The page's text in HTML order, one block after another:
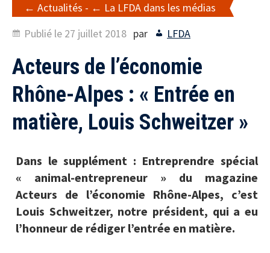
Actualités -
La LFDA dans les médias
Publié le 27 juillet 2018 par LFDA
Acteurs de l’économie
Rhône-Alpes : « Entrée en
matière, Louis Schweitzer »
Dans le supplément : Entreprendre spécial
« animal-entrepreneur » du magazine
Acteurs de l’économie Rhône-Alpes, c’est
Louis Schweitzer, notre président, qui a eu
l’honneur de rédiger l’entrée en matière.